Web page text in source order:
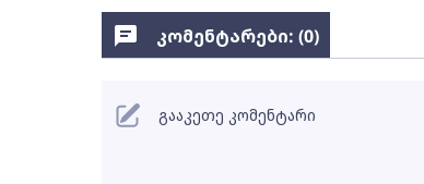
კომენტარები: (0)
გააკეთე კომენტარი